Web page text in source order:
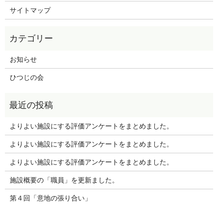
サイトマップ
お知らせ
ひつじの会
よりよい施設にする評価アンケートをまとめました。
よりよい施設にする評価アンケートをまとめました。
よりよい施設にする評価アンケートをまとめました。
施設概要の「職員」を更新ました。
第４回「意地の張り合い」